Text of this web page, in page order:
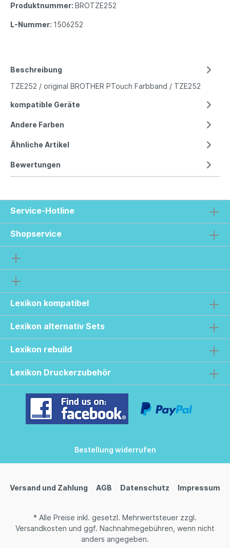
Produktnummer: BROTZE252
L-Nummer: 1506252
Beschreibung
TZE252 / original BROTHER PTouch Farbband / TZE252
kompatible Geräte
Andere Farben
Ähnliche Artikel
Bewertungen
Service-Hotline
Shopservice
Lexikon kompatibel
Lexikon alternativ Sets
Lexikon rebuild
Lexikon Druckerzubehör
Bestellung widerrufen
Versand und Zahlung AGB Datenschutz Impressum
* Alle Preise inkl. gesetzl. Mehrwertsteuer zzgl.
Versandkosten und ggf. Nachnahmegebühren, wenn nicht
anders angegeben.